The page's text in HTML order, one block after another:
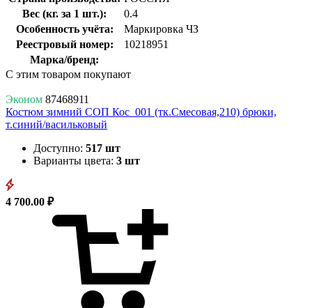
Вес (кг. за 1 шт.):
0.4
Особенность учёта:
Маркировка ЧЗ
Реестровый номер:
10218951
Марка/бренд:
С этим товаром покупают
Эконом 87468911
Костюм зимний СОП Кос_001 (тк.Смесовая,210) брюки,
т.синий/васильковый
Доступно: 517 шт
Варианты цвета: 3 шт
4 700.00 ₽